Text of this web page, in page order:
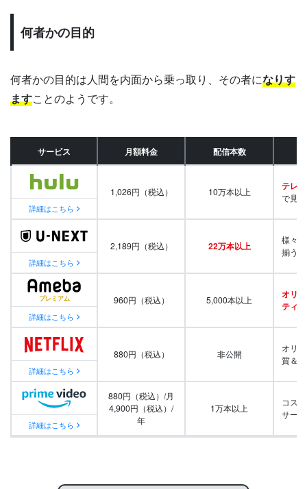
何者かの目的
何者かの目的は人間を内面から乗っ取り、その者になりす
ますことのようです。
サービス 月額料金 配信本数
詳細はこちら
1,026円（税込） 10万本以上 テレビ
で見
詳細はこちら
2,189円（税込） 22万本以上
様々
揃う
詳細はこちら
960円（税込） 5,000本以上
オリ
ティ
詳細はこちら
880円（税込） 非公開
オリ
質＆
詳細はこちら
880円（税込）/月
4,900円（税込）/
年
1万本以上
コス
サー